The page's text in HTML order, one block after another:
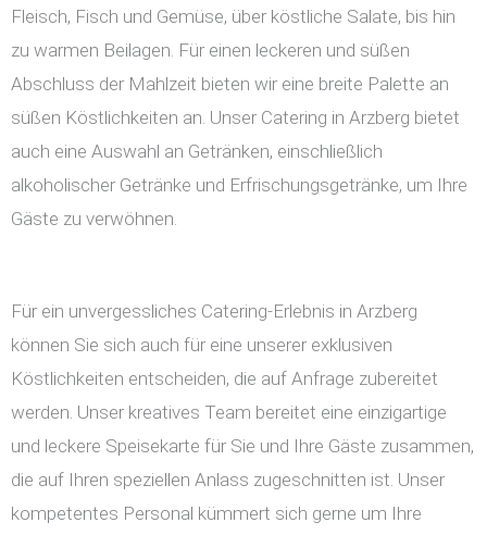
Fleisch, Fisch und Gemüse, über köstliche Salate, bis hin
zu warmen Beilagen. Für einen leckeren und süßen
Abschluss der Mahlzeit bieten wir eine breite Palette an
süßen Köstlichkeiten an. Unser Catering in Arzberg bietet
auch eine Auswahl an Getränken, einschließlich
alkoholischer Getränke und Erfrischungsgetränke, um Ihre
Gäste zu verwöhnen.
Für ein unvergessliches Catering-Erlebnis in Arzberg
können Sie sich auch für eine unserer exklusiven
Köstlichkeiten entscheiden, die auf Anfrage zubereitet
werden. Unser kreatives Team bereitet eine einzigartige
und leckere Speisekarte für Sie und Ihre Gäste zusammen,
die auf Ihren speziellen Anlass zugeschnitten ist. Unser
kompetentes Personal kümmert sich gerne um Ihre